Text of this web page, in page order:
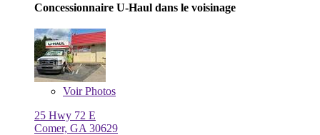
Concessionnaire U-Haul dans le voisinage
VoirPhotos
25 Hwy 72 E
Comer, GA 30629